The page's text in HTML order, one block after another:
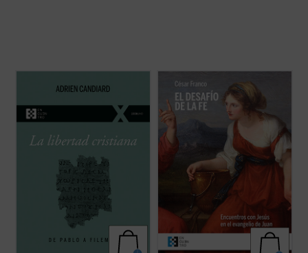
joven dominico francés residente en Egipto,
conocimiento de la libertad cristiana, un
camino de alianza y amistad con Cristo, y
Los encuentros narrados en el evangelio
de Juan, descritos y desglosados en este
libro con gran maestría, forman pequeños
dramas o historias en los que el lector
puede ver retratada su postura personal
ante Cristo y juzgar si está en el camino ...
(ver ficha)